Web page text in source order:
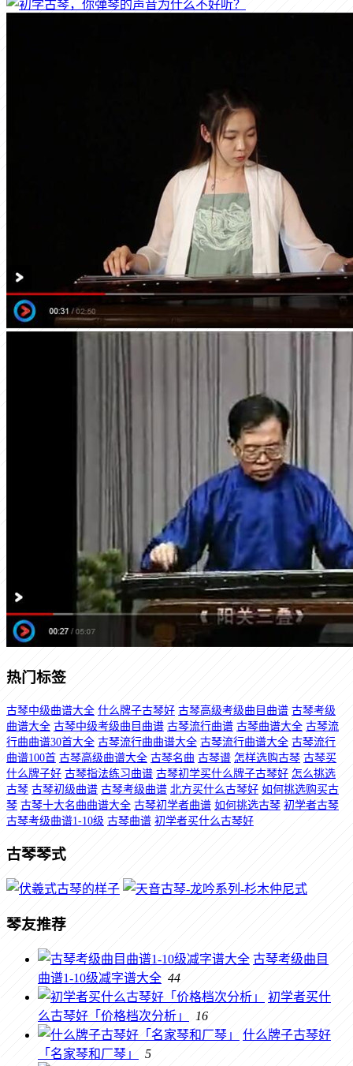
热门标签
古琴中级曲谱大全 什么牌子古琴好 古琴高级考级曲目曲谱 古琴考级
曲谱大全 古琴中级考级曲目曲谱 古琴流行曲谱 古琴曲谱大全 古琴流
行曲曲谱30首大全 古琴流行曲曲谱大全 古琴流行曲谱大全 古琴流行
曲谱100首 古琴高级曲谱大全 古琴名曲 古琴谱 怎样选购古琴 古琴买
什么牌子好 古琴指法练习曲谱 古琴初学买什么牌子古琴好 怎么挑选
古琴 古琴初级曲谱 古琴考级曲谱 北方买什么古琴好 如何挑选购买古
琴 古琴十大名曲曲谱大全 古琴初学者曲谱 如何挑选古琴 初学者古琴
古琴考级曲谱1-10级 古琴曲谱 初学者买什么古琴好
古琴琴式
琴友推荐
古琴考级曲目
曲谱1-10级减字谱大全 44
初学者买什
么古琴好「价格档次分析」
16
什么牌子古琴好
「名家琴和厂琴」
5